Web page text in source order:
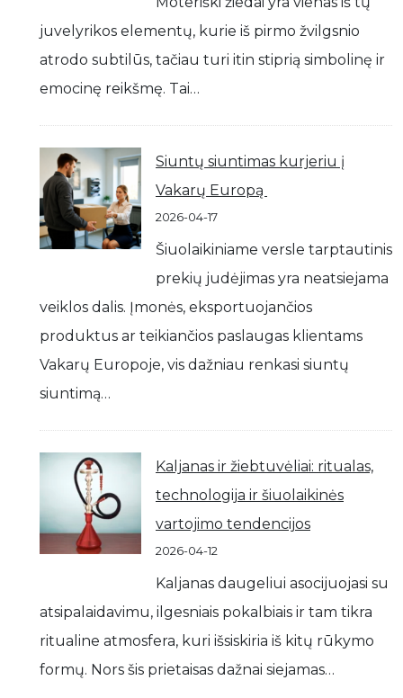
juvelyrikos elementų, kurie iš pirmo žvilgsnio
atrodo subtilūs, tačiau turi itin stiprią simbolinę ir
emocinę reikšmę. Tai…
Siuntų siuntimas kurjeriu į
Vakarų Europą
2026-04-17
Šiuolaikiniame versle tarptautinis
prekių judėjimas yra neatsiejama
veiklos dalis. Įmonės, eksportuojančios
produktus ar teikiančios paslaugas klientams
Vakarų Europoje, vis dažniau renkasi siuntų
siuntimą…
Kaljanas ir žiebtuvėliai: ritualas,
technologija ir šiuolaikinės
vartojimo tendencijos
2026-04-12
Kaljanas daugeliui asocijuojasi su
atsipalaidavimu, ilgesniais pokalbiais ir tam tikra
ritualine atmosfera, kuri išsiskiria iš kitų rūkymo
formų. Nors šis prietaisas dažnai siejamas…